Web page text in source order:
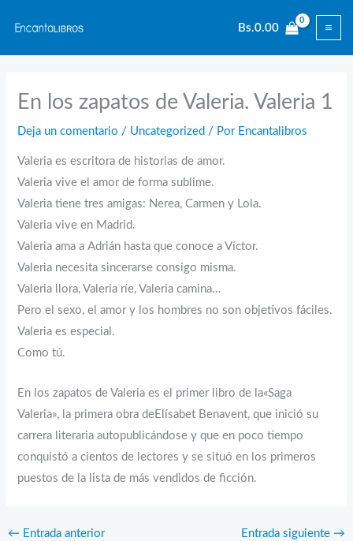
contenido
Bs.0.00
En los zapatos de Valeria. Valeria 1
Deja un comentario / Uncategorized / Por Encantalibros
Valeria es escritora de historias de amor.
Valeria vive el amor de forma sublime.
Valeria tiene tres amigas: Nerea, Carmen y Lola.
Valeria vive en Madrid.
Valeria ama a Adrián hasta que conoce a Víctor.
Valeria necesita sincerarse consigo misma.
Valeria llora, Valeria ríe, Valeria camina…
Pero el sexo, el amor y los hombres no son objetivos fáciles.
Valeria es especial.
Como tú.
En los zapatos de Valeria es el primer libro de la«Saga
Valeria», la primera obra deElísabet Benavent, que inició su
carrera literaria autopublicándose y que en poco tiempo
conquistó a cientos de lectores y se situó en los primeros
puestos de la lista de más vendidos de ficción.
← Entrada anterior Entrada siguiente →